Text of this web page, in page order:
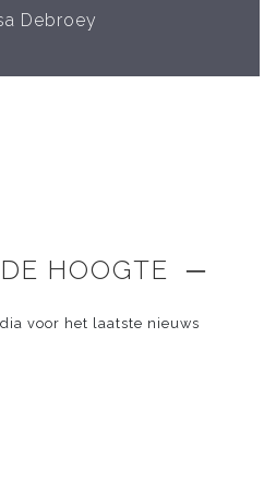
Debroey
HOOGTE ─
voor het laatste nieuws